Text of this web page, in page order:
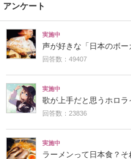
アンケート
実施中
声が好きな「日本のボー
回答数：49407
実施中
歌が上手だと思うホロラ
回答数：23836
実施中
ラーメンって日本食？そ